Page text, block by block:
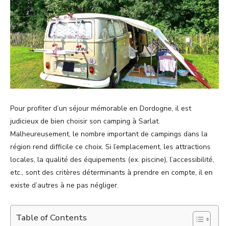
Pour profiter d’un séjour mémorable en Dordogne, il est
judicieux de bien choisir son camping à Sarlat.
Malheureusement, le nombre important de campings dans la
région rend difficile ce choix. Si l’emplacement, les attractions
locales, la qualité des équipements (ex. piscine), l’accessibilité,
etc., sont des critères déterminants à prendre en compte, il en
existe d’autres à ne pas négliger.
Table of Contents